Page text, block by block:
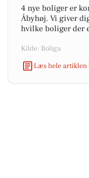
4 nye boliger er
Åbyhøj. Vi giver
hvilke boliger der
Kilde: Boliga
Læs hele artiklen